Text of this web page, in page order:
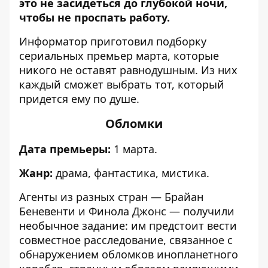
это не засидеться до глубокой ночи,
чтобы не проспать работу.
Информатор приготовил подборку
сериальных премьер марта, которые
никого не оставят равнодушным. Из них
каждый сможет выбрать тот, который
придется ему по душе.
Обломки
Дата премьеры: 1 марта.
Жанр: драма, фантастика, мистика.
Агенты из разных стран — Брайан
Беневенти и Финола Джонс — получили
необычное задание: им предстоит вести
совместное расследование, связанное с
обнаружением обломков инопланетного